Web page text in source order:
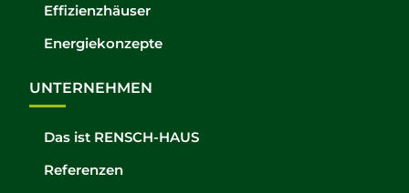
Effizienzhäuser
Energiekonzepte
UNTERNEHMEN
Das ist RENSCH-HAUS
Referenzen